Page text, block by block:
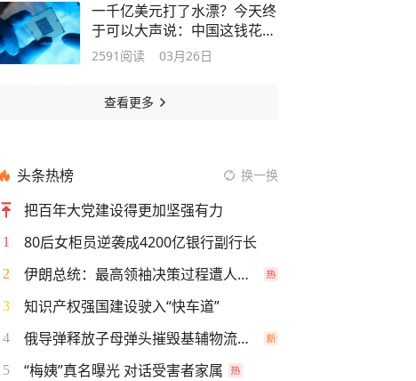
一千亿美元打了水漂？今天终
于可以大声说：中国这钱花得
太值了
2591 阅读 03月26日
查看更多
头条热榜 换一换
把百年大党建设得更加坚强有力
1 80后女柜员逆袭成4200亿银行副行长
2 伊朗总统：最高领袖决策过程遭人利用
3 知识产权强国建设驶入“快车道”
4 俄导弹释放子母弹头摧毁基辅物流仓库
5 “梅姨”真名曝光 对话受害者家属